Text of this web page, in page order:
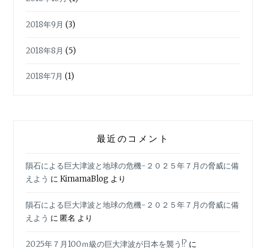
2018年9月 (3)
2018年8月 (5)
2018年7月 (1)
最近のコメント
隕石による巨大津波と地球の危機-２０２５年７月の脅威に備
えよう にKimamaBlog より
隕石による巨大津波と地球の危機-２０２５年７月の脅威に備
えよう に匿名 より
2025年７月100ｍ級の巨大津波が日本を襲う!? に